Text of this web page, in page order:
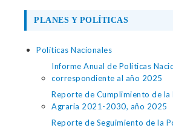
PLANES Y POLÍTICAS
Políticas Nacionales
Informe Anual de Políticas
correspondiente al año 2025
Reporte de Cumplimiento de la
Agraria 2021-2030, año 2025
Reporte de Seguimiento de la